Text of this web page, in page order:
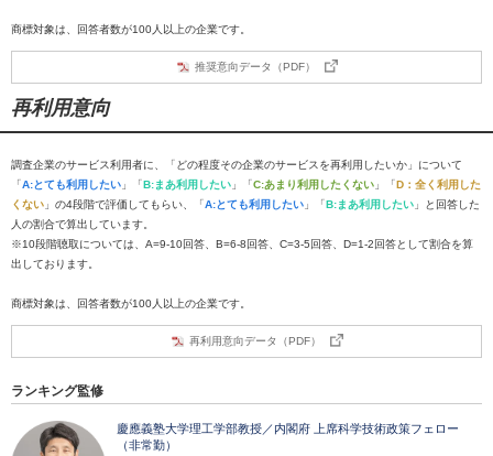
商標対象は、回答者数が100人以上の企業です。
推奨意向データ（PDF）
再利用意向
調査企業のサービス利用者に、「どの程度その企業のサービスを再利用したいか」について
「A:とても利用したい 」「B:まあ利用したい 」「C:あまり利用したくない 」「D：全く利用した
くない 」の4段階で評価してもらい、「A:とても利用したい 」「B:まあ利用したい 」と回答した
人の割合で算出しています。
※10段階聴取については、A=9-10回答、B=6-8回答、C=3-5回答、D=1-2回答として割合を算
出しております。
商標対象は、回答者数が100人以上の企業です。
再利用意向データ（PDF）
ランキング監修
慶應義塾大学理工学部教授／内閣府 上席科学技術政策フェロー
（非常勤）